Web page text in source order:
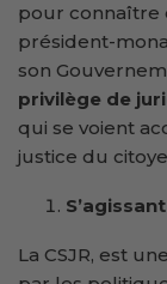
pour connaître
président-
son
privilège de
qui se voient
justice du
La CSJR, est